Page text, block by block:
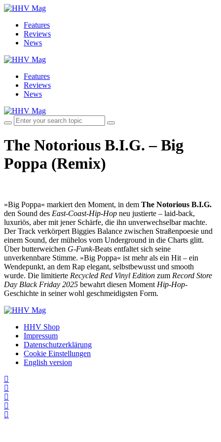
Features
Reviews
News
Features
Reviews
News
The Notorious B.I.G. – Big
Poppa (Remix)
»Big Poppa« markiert den Moment, in dem The Notorious B.I.G.
den Sound des East-Coast-Hip-Hop neu justierte – laid-back,
luxuriös, aber mit jener Schärfe, die ihn unverwechselbar machte.
Der Track verkörpert Biggies Balance zwischen Straßenpoesie und
einem Sound, der mühelos vom Underground in die Charts glitt.
Über butterweichen G-Funk-Beats entfaltet sich seine
unverkennbare Stimme. »Big Poppa« ist mehr als ein Hit – ein
Wendepunkt, an dem Rap elegant, selbstbewusst und smooth
wurde. Die limitierte Recycled Red Vinyl Edition zum Record Store
Day Black Friday 2025 bewahrt diesen Moment Hip-Hop-
Geschichte in seiner wohl geschmeidigsten Form.
HHV Shop
Impressum
Datenschutzerklärung
Cookie Einstellungen
English version